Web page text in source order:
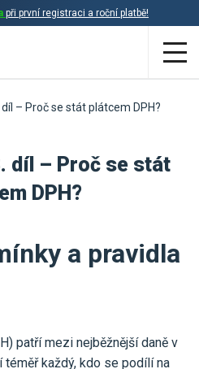
při první registraci a roční platbě!
fakturace
díl – Proč se stát plátcem DPH?
díl – Proč se stát
DPH?
a pravidla
patří mezi nejběžnější daně v
každý, kdo se podílí na